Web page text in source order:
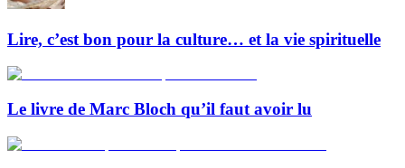
Lire, c’est bon pour la culture… et la vie spirituelle
Le livre de Marc Bloch qu’il faut avoir lu